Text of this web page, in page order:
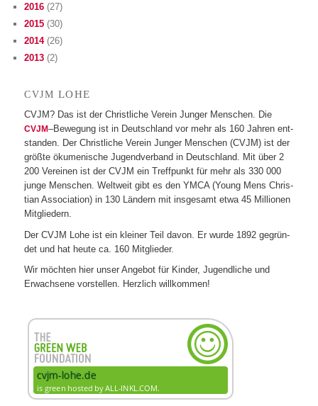
2016 (27)
2015 (30)
2014(26)
2013 (2)
CVJM LOHE
CVJM? Das ist der Christ­li­che Ver­ein Jun­ger Men­schen. Die
CVJM–Bewe­gung ist in Deutsch­land vor mehr als 160 Jah­ren ent­
stan­den. Der Christ­li­che Ver­ein Jun­ger Men­schen (CVJM) ist der
größte öku­me­ni­sche Jugend­ver­band in Deutsch­land. Mit über 2
200 Ver­ei­nen ist der CVJM ein Treff­punkt für mehr als 330 000
junge Men­schen. Welt­weit gibt es den YMCA (Young Mens Chris­
tian Asso­cia­tion) in 130 Län­dern mit ins­ge­samt etwa 45 Mil­lio­nen
Mitgliedern.
Der CVJM Lohe ist ein klei­ner Teil davon. Er wurde 1892 gegrün­
det und hat heute ca. 160 Mitglieder.
Wir möch­ten hier unser Ange­bot für Kin­der, Jugend­li­che und
Erwach­sene vor­stel­len. Herz­lich willkommen!